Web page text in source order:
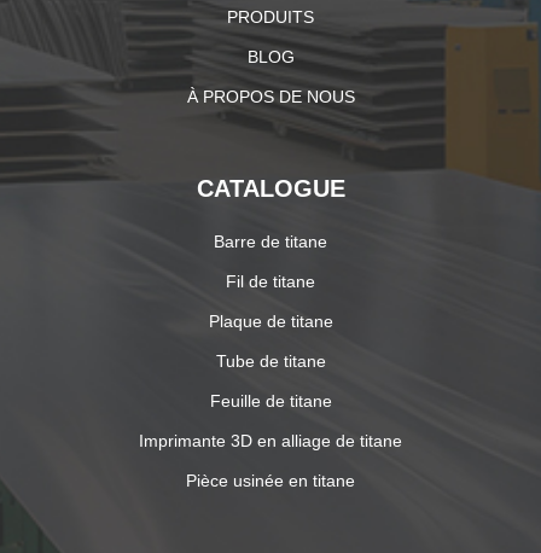
PRODUITS
BLOG
À PROPOS DE NOUS
CATALOGUE
Barre de titane
Fil de titane
Plaque de titane
Tube de titane
Feuille de titane
Imprimante 3D en alliage de titane
Pièce usinée en titane